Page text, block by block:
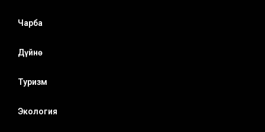
Чарба
Дүйнө
Туризм
Экология